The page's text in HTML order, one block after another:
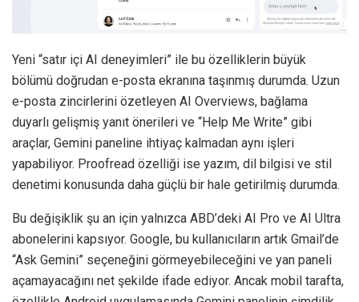
Yeni “satır içi AI deneyimleri” ile bu özelliklerin büyük
bölümü doğrudan e-posta ekranına taşınmış durumda. Uzun
e-posta zincirlerini özetleyen AI Overviews, bağlama
duyarlı gelişmiş yanıt önerileri ve “Help Me Write” gibi
araçlar, Gemini paneline ihtiyaç kalmadan aynı işleri
yapabiliyor. Proofread özelliği ise yazım, dil bilgisi ve stil
denetimi konusunda daha güçlü bir hale getirilmiş durumda.
Bu değişiklik şu an için yalnızca ABD’deki AI Pro ve AI Ultra
abonelerini kapsıyor. Google, bu kullanıcıların artık Gmail’de
“Ask Gemini” seçeneğini görmeyebileceğini ve yan paneli
açamayacağını net şekilde ifade ediyor. Ancak mobil tarafta,